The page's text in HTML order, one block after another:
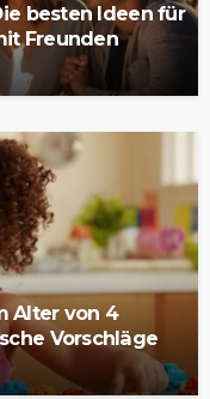
besten Ideen für
Freunden
Alter von 4
Vorschläge